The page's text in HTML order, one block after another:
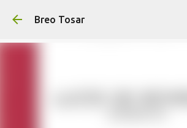
Breo Tosar